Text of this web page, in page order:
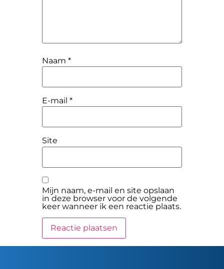
Naam *
E-mail *
Site
Mijn naam, e-mail en site opslaan
in deze browser voor de volgende
keer wanneer ik een reactie plaats.